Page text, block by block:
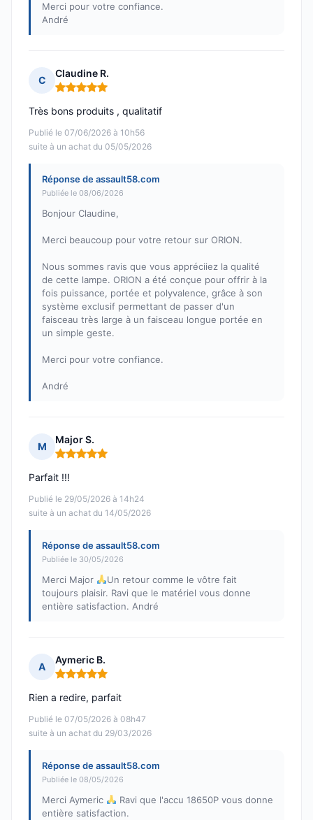
Merci pour votre confiance.
André
C
Claudine R.
Note : 5 sur 5
Publié le 07/06/2026 à 10h56
suite à un achat du 05/05/2026
Très bons produits , qualitatif
Réponse de assault58.com
Publiée le 08/06/2026
Bonjour Claudine,
Merci beaucoup pour votre retour sur ORION.
Nous sommes ravis que vous appréciiez la qualité
de cette lampe. ORION a été conçue pour offrir à la
fois puissance, portée et polyvalence, grâce à son
système exclusif permettant de passer d'un
faisceau très large à un faisceau longue portée en
un simple geste.
Merci pour votre confiance.
André
M
Major S.
Note : 5 sur 5
Publié le 29/05/2026 à 14h24
suite à un achat du 14/05/2026
Parfait !!!
Réponse de assault58.com
Publiée le 30/05/2026
Merci Major
Un retour comme le vôtre fait
toujours plaisir. Ravi que le matériel vous donne
entière satisfaction. André
A
Aymeric B.
Note : 5 sur 5
Publié le 07/05/2026 à 08h47
suite à un achat du 29/03/2026
Rien a redire, parfait
Réponse de assault58.com
Publiée le 08/05/2026
Merci Aymeric
Ravi que l'accu 18650P vous donne
entière satisfaction.